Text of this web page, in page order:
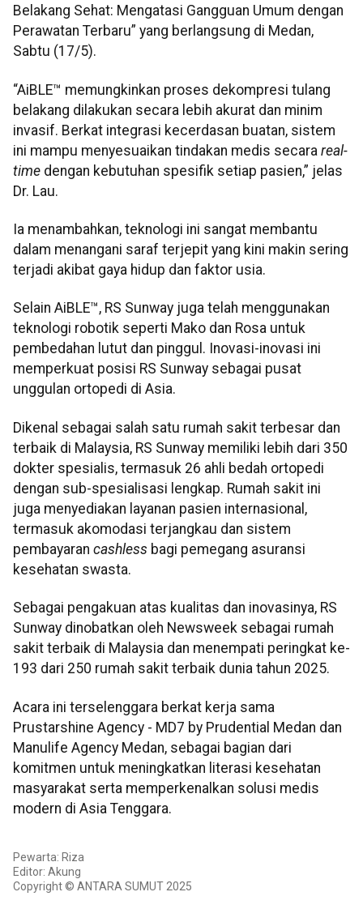
Belakang Sehat: Mengatasi Gangguan Umum dengan
Perawatan Terbaru” yang berlangsung di Medan,
Sabtu (17/5).
“AiBLE™ memungkinkan proses dekompresi tulang
belakang dilakukan secara lebih akurat dan minim
invasif. Berkat integrasi kecerdasan buatan, sistem
ini mampu menyesuaikan tindakan medis secara real-
time dengan kebutuhan spesifik setiap pasien,” jelas
Dr. Lau.
Ia menambahkan, teknologi ini sangat membantu
dalam menangani saraf terjepit yang kini makin sering
terjadi akibat gaya hidup dan faktor usia.
Selain AiBLE™, RS Sunway juga telah menggunakan
teknologi robotik seperti Mako dan Rosa untuk
pembedahan lutut dan pinggul. Inovasi-inovasi ini
memperkuat posisi RS Sunway sebagai pusat
unggulan ortopedi di Asia.
Dikenal sebagai salah satu rumah sakit terbesar dan
terbaik di Malaysia, RS Sunway memiliki lebih dari 350
dokter spesialis, termasuk 26 ahli bedah ortopedi
dengan sub-spesialisasi lengkap. Rumah sakit ini
juga menyediakan layanan pasien internasional,
termasuk akomodasi terjangkau dan sistem
pembayaran cashless bagi pemegang asuransi
kesehatan swasta.
Sebagai pengakuan atas kualitas dan inovasinya, RS
Sunway dinobatkan oleh Newsweek sebagai rumah
sakit terbaik di Malaysia dan menempati peringkat ke-
193 dari 250 rumah sakit terbaik dunia tahun 2025.
Acara ini terselenggara berkat kerja sama
Prustarshine Agency - MD7 by Prudential Medan dan
Manulife Agency Medan, sebagai bagian dari
komitmen untuk meningkatkan literasi kesehatan
masyarakat serta memperkenalkan solusi medis
modern di Asia Tenggara.
Pewarta: Riza
Editor: Akung
Copyright © ANTARA SUMUT 2025